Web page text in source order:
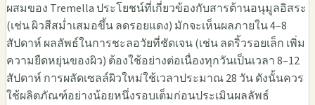
ผสมของ Tremella ประโยชน์ที่เกี่ยวข้องกับสารต้านอนุมูลอิสระ
(เช่น ผิวสีสม่ำเสมอขึ้น ลดรอยแดง) มักจะเห็นผลภายใน 4–8
สัปดาห์ ผลลัพธ์ในการชะลอวัยที่ชัดเจน (เช่น ลดริ้วรอยเล็ก เพิ่ม
ความยืดหยุ่นของผิว) ต้องใช้อย่างต่อเนื่องทุกวันเป็นเวลา 8–12
สัปดาห์ การผลัดเซลล์ผิวใหม่ใช้เวลาประมาณ 28 วัน ดังนั้นควร
ใช้ผลิตภัณฑ์อย่างน้อยหนึ่งรอบเต็มก่อนประเมินผลลัพธ์